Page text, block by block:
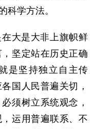
科学方法。
大是大非上旗帜鲜
坚定站在历史正确
是坚持独立自主传
国人民普遍关切，
须树立系统观念，
运用普遍联系、不